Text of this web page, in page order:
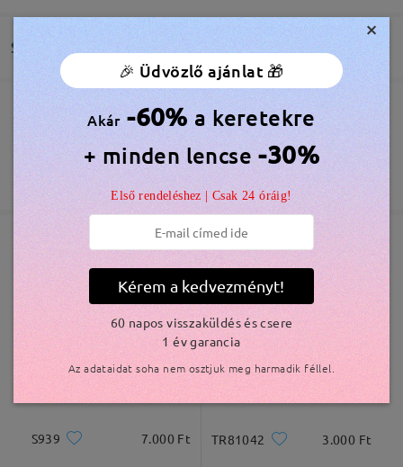
termékkel.
by Szebegyinszky Réka on Mar 20 , 2026
Olvassa el az összes
véleményt
Írjon egy véleményt
Szállítás
Megrendelés leadva
feldolgozási idő
5-7 munkanap részletek
Elküldve
szállítási idő
5-7 munkanap részletek
Kiszállítva
Ingyenes Karcálló Lencsebevonat Tartozék
60 Napos Visszatérítés és Csere
365 Napos Garancia
Bővebben
Hasonló keretek
S939 7.000 Ft TR81042 3.000 Ft
×
🎉 Üdvözlő ajánlat 🎁
Akár -60% a keretekre
+ minden lencse -30%
Első rendeléshez | Csak 24 óráig!
Kérem a kedvezményt!
60 napos visszaküldés és csere
1 év garancia
Az adataidat soha nem osztjuk meg harmadik féllel.